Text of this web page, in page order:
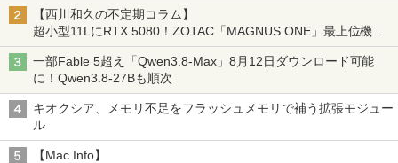
【西川和久の不定期コラム】
超小型11LにRTX 5080！ZOTAC「MAGNUS ONE」最上位機の
実力を探る
一部Fable 5超え「Qwen3.8-Max」8月12日ダウンロード可能
に！Qwen3.8-27Bも順次
キオクシア、メモリ不足をフラッシュメモリで補う拡張モジュー
ル
【Mac Info】